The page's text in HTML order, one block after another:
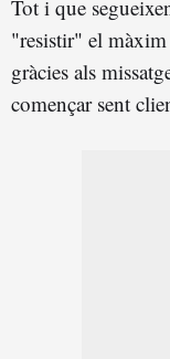
Tot i que
"resistir" el màxim
gràcies als
començar sent